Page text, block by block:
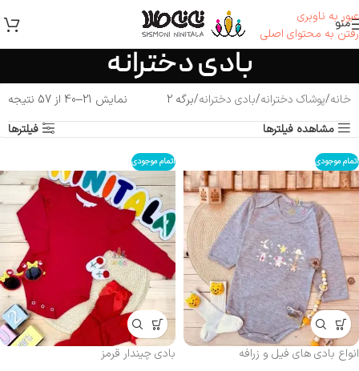
عبور به ناوبری
رفتن به محتوای اصلی
منو
بادی دخترانه
خانه پوشاک دخترانه بادی دخترانه برگه 2
نمایش 21–40 از 57 نتیجه
مشاهده فیلترها
فیلترها
اتمام موجودی
انواع بادی های فیل و زرافه
اتمام موجودی
بادی چیندار قرمز